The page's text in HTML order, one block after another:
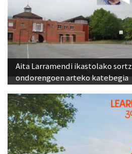
Aita Larramendi ikastolako
ondorengoen arteko katebegia